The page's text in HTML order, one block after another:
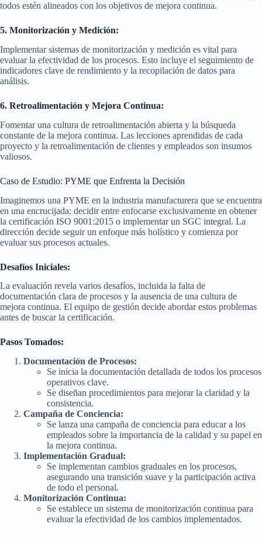
todos estén alineados con los objetivos de mejora continua.
5. Monitorización y Medición:
Implementar sistemas de monitorización y medición es vital para
evaluar la efectividad de los procesos. Esto incluye el seguimiento de
indicadores clave de rendimiento y la recopilación de datos para
análisis.
6. Retroalimentación y Mejora Continua:
Fomentar una cultura de retroalimentación abierta y la búsqueda
constante de la mejora continua. Las lecciones aprendidas de cada
proyecto y la retroalimentación de clientes y empleados son insumos
valiosos.
Caso de Estudio: PYME que Enfrenta la Decisión
Imaginemos una PYME en la industria manufacturera que se encuentra
en una encrucijada: decidir entre enfocarse exclusivamente en obtener
la certificación ISO 9001:2015 o implementar un SGC integral. La
dirección decide seguir un enfoque más holístico y comienza por
evaluar sus procesos actuales.
Desafíos Iniciales:
La evaluación revela varios desafíos, incluida la falta de
documentación clara de procesos y la ausencia de una cultura de
mejora continua. El equipo de gestión decide abordar estos problemas
antes de buscar la certificación.
Pasos Tomados:
Documentación de Procesos:
Se inicia la documentación detallada de todos los procesos
operativos clave.
Se diseñan procedimientos para mejorar la claridad y la
consistencia.
Campaña de Conciencia:
Se lanza una campaña de conciencia para educar a los
empleados sobre la importancia de la calidad y su papel en
la mejora continua.
Implementación Gradual:
Se implementan cambios graduales en los procesos,
asegurando una transición suave y la participación activa
de todo el personal.
Monitorización Continua:
Se establece un sistema de monitorización continua para
evaluar la efectividad de los cambios implementados.